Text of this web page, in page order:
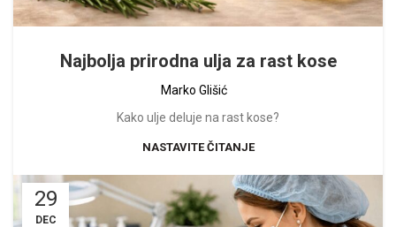
Najbolja prirodna ulja za rast kose
Marko Glišić
Kako ulje deluje na rast kose?
NASTAVITE ČITANJE
29
DEC